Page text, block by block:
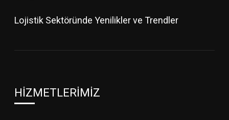
Lojistik Sektöründe Yenilikler ve Trendler
HIZMETLERIMIZ